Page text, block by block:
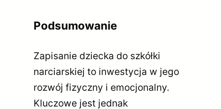
Podsumowanie
Zapisanie dziecka do szkółki
narciarskiej to inwestycja w jego
rozwój fizyczny i emocjonalny.
Kluczowe jest jednak